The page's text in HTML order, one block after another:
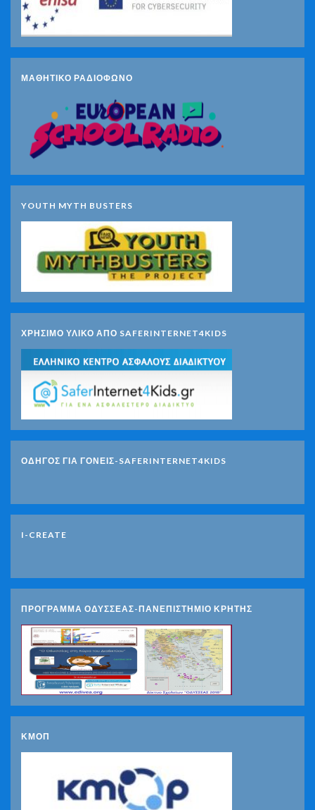
ΜΑΘΗΤΙΚΟ ΡΑΔΙΟΦΩΝΟ
YOUTH MYTH BUSTERS
ΧΡΗΣΙΜΟ ΥΛΙΚΟ ΑΠΟ SAFERINTERNET4KIDS
ΟΔΗΓΟΣ ΓΙΑ ΓΟΝΕΙΣ-SAFERINTERNET4KIDS
I-CREATE
ΠΡΟΓΡΑΜΜΑ ΟΔΥΣΣΕΑΣ-ΠΑΝΕΠΙΣΤΗΜΙΟ ΚΡΗΤΗΣ
ΚΜΟΠ